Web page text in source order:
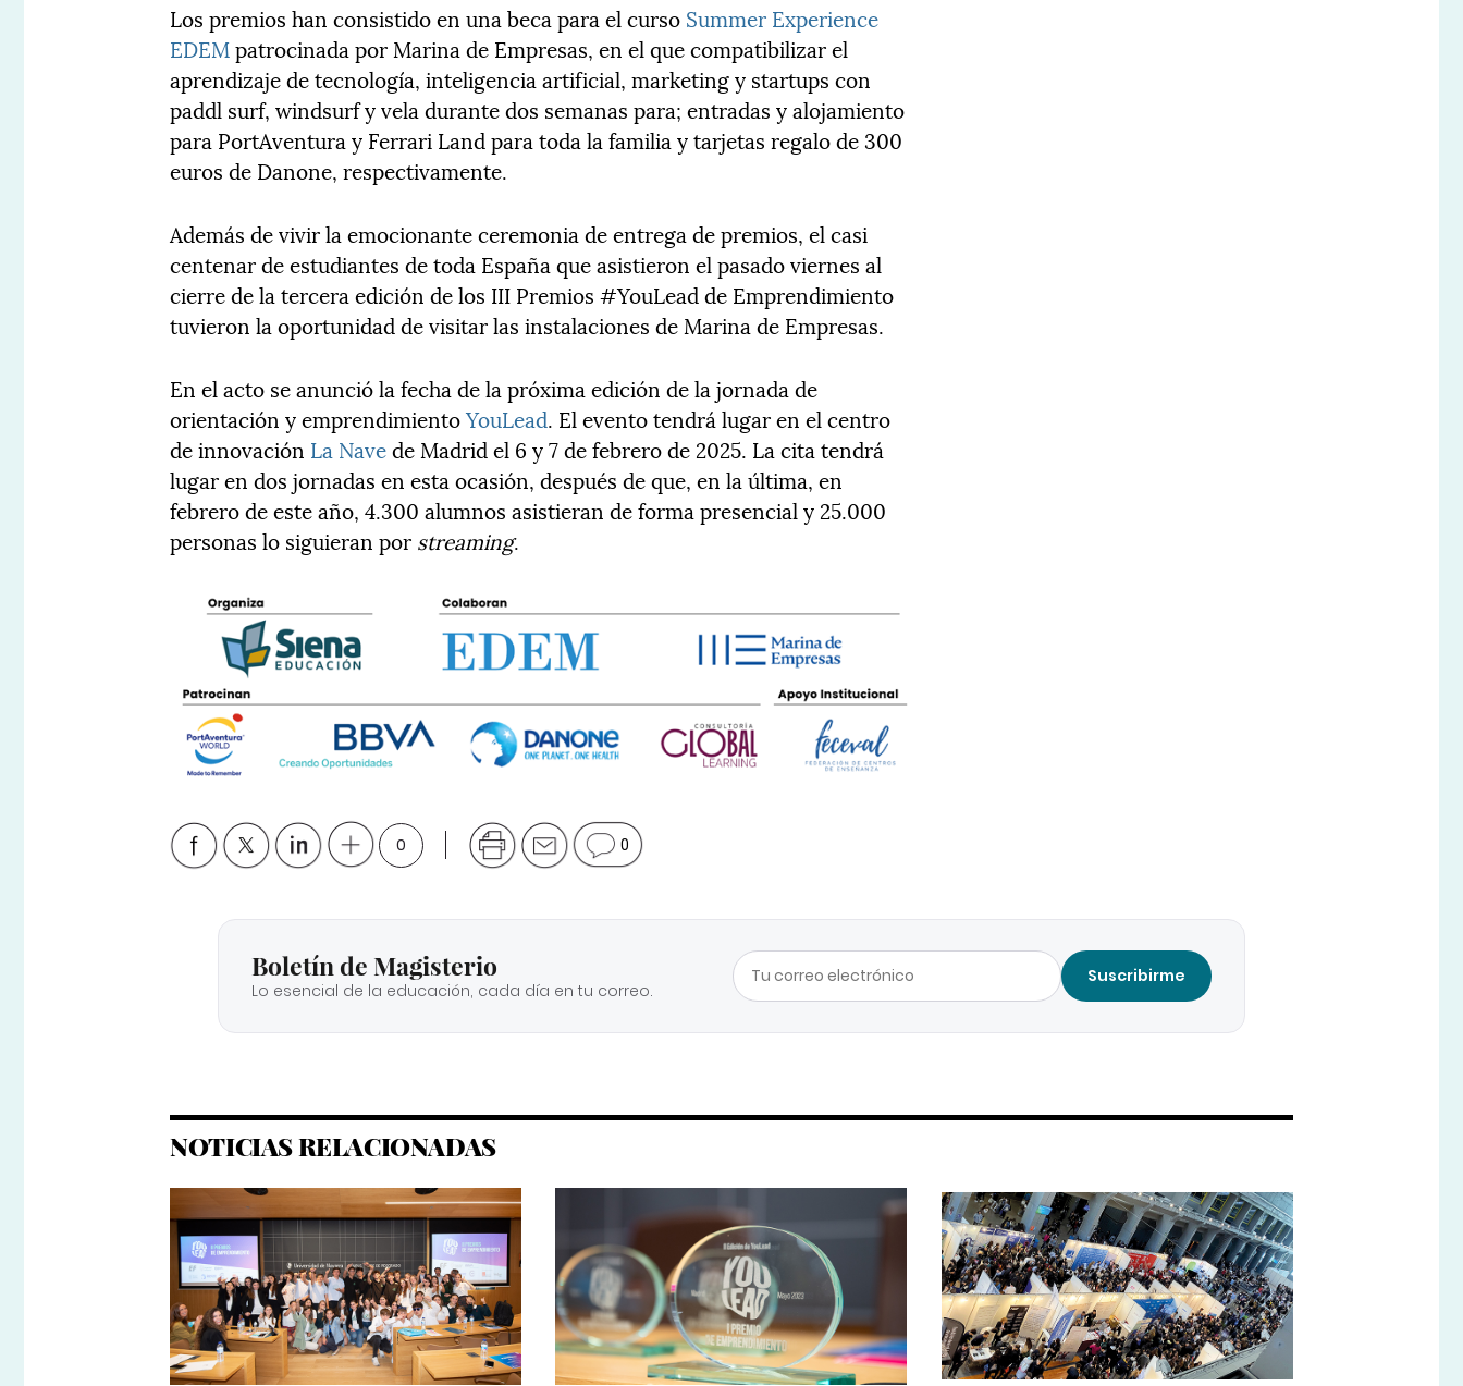
Los premios han consistido en una beca para el curso Summer Experience
EDEMpatrocinada por Marina de Empresas, en el que compatibilizar el
aprendizaje de tecnología, inteligencia artificial, marketing y startups con
paddl surf, windsurf y vela durante dos semanas para; entradas y alojamiento
para PortAventura y Ferrari Land para toda la familia y tarjetas regalo de 300
euros de Danone, respectivamente.
Además de vivir la emocionante ceremonia de entrega de premios, el casi
centenar de estudiantes de toda España que asistieron el pasado viernes al
cierre de la tercera edición de los III Premios #YouLead de Emprendimiento
tuvieron la oportunidad de visitar las instalaciones de Marina de Empresas.
En el acto se anunció la fecha de la próxima edición de la jornada de
orientación y emprendimientoYouLead. El evento tendrá lugar en el centro
de innovación La Navede Madrid el 6 y 7 de febrero de 2025. La cita tendrá
lugar en dos jornadas en esta ocasión, después de que, en la última, en
febrero de este año, 4.300 alumnos asistieran de forma presencial y 25.000
personas lo siguieran por streaming.
0 0
Boletín de Magisterio
Lo esencial de la educación, cada día en tu correo.
Suscribirme
NOTICIAS RELACIONADAS